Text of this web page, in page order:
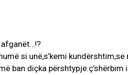
si unë,s’kemi
ban diçka